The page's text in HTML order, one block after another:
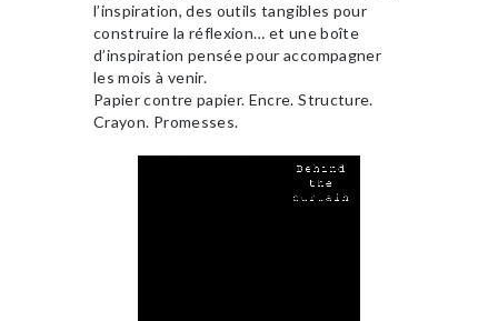
l’inspiration, des outils tangibles pour
construire la réflexion… et une boîte
d’inspiration pensée pour accompagner
les mois à venir.
Papier contre papier. Encre. Structure.
Crayon. Promesses.